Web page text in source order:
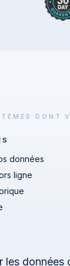
DONT
données
ligne
données